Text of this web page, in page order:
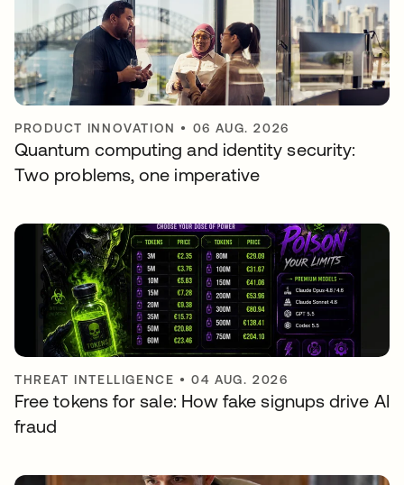
PRODUCT INNOVATION • 06 AUG. 2026
Quantum computing and identity security:
Two problems, one imperative
THREAT INTELLIGENCE •04 AUG. 2026
Free tokens for sale: How fake signups drive AI
fraud